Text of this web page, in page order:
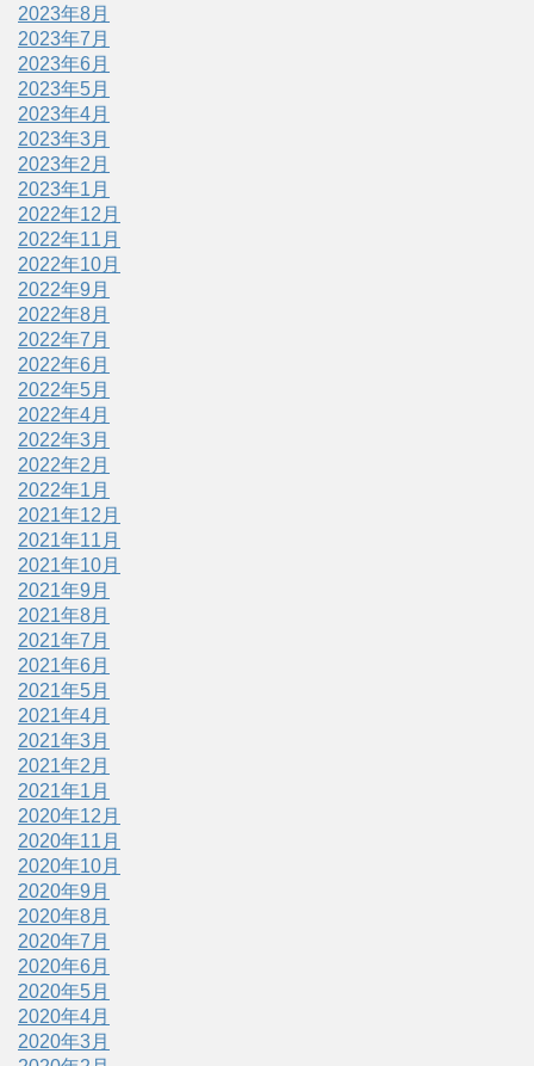
2023年8月
2023年7月
2023年6月
2023年5月
2023年4月
2023年3月
2023年2月
2023年1月
2022年12月
2022年11月
2022年10月
2022年9月
2022年8月
2022年7月
2022年6月
2022年5月
2022年4月
2022年3月
2022年2月
2022年1月
2021年12月
2021年11月
2021年10月
2021年9月
2021年8月
2021年7月
2021年6月
2021年5月
2021年4月
2021年3月
2021年2月
2021年1月
2020年12月
2020年11月
2020年10月
2020年9月
2020年8月
2020年7月
2020年6月
2020年5月
2020年4月
2020年3月